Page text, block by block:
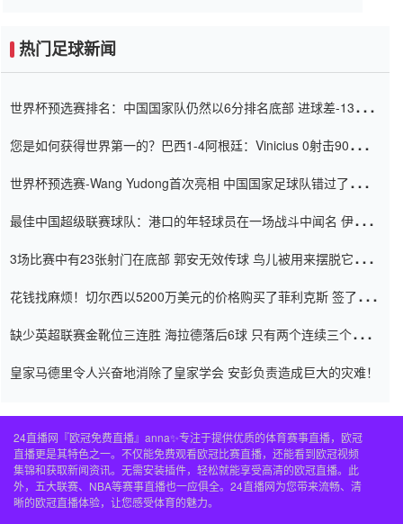
热门足球新闻
世界杯预选赛排名：中国国家队仍然以6分排名底部 进球差-13令人
您是如何获得世界第一的？巴西1-4阿根廷：Vinicius 0射击90分钟
世界杯预选赛-Wang Yudong首次亮相 中国国家足球队错过了世界
最佳中国超级联赛球队：港口的年轻球员在一场战斗中闻名 伊万放
3场比赛中有23张射门在底部 郭安无效传球 鸟儿被用来摆脱它
花钱找麻烦！切尔西以5200万美元的价格购买了菲利克斯 签了7年
缺少英超联赛金靴位三连胜 海拉德落后6球 只有两个连续三个连续
皇家马德里令人兴奋地消除了皇家学会 安彭负责造成巨大的灾难！
24直播网『欧冠免费直播』anna✨专注于提供优质的体育赛事直播，欧冠
直播更是其特色之一。不仅能免费观看欧冠比赛直播，还能看到欧冠视频
集锦和获取新闻资讯。无需安装插件，轻松就能享受高清的欧冠直播。此
外，五大联赛、NBA等赛事直播也一应俱全。24直播网为您带来流畅、清
晰的欧冠直播体验，让您感受体育的魅力。